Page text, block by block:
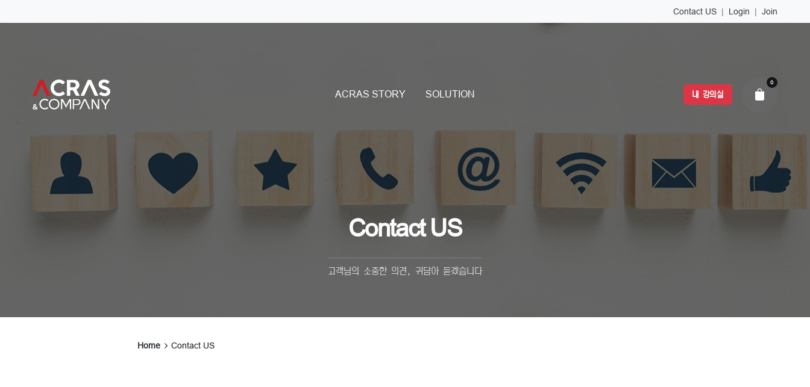
Join
|
Login
|
Contact US
ACRAS STORY SOLUTION 내 강의실
0
Contact US
고객님의 소중한 의견, 귀담아 듣겠습니다
Home Contact US